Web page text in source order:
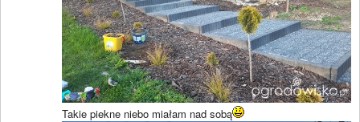
Takie piekne niebo miałam nad sobą